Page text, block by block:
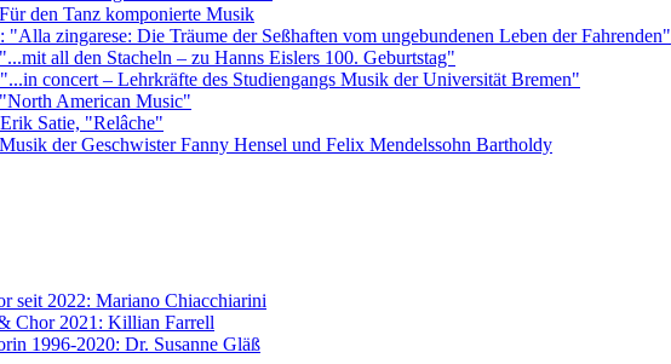
den Tanz komponierte Musik
"Alla zingarese: Die Träume der Seßhaften vom ungebundenen Leben der Fahrenden"
all den Stacheln – zu Hanns Eislers 100. Geburtstag"
concert – Lehrkräfte des Studiengangs Musik der Universität Bremen"
American Music"
Satie, "Relâche"
der Geschwister Fanny Hensel und Felix Mendelssohn Bartholdy
seit 2022: Mariano Chiacchiarini
Chor 2021: Killian Farrell
1996-2020: Dr. Susanne Gläß